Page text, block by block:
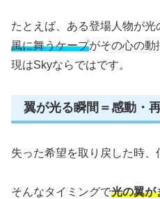
たとえば、ある登場人物が光
風に舞うケープがその心の
現はSkyならではです。
翼が光る瞬間＝感動・
失った希望を取り戻した時
そんなタイミングで光の翼が